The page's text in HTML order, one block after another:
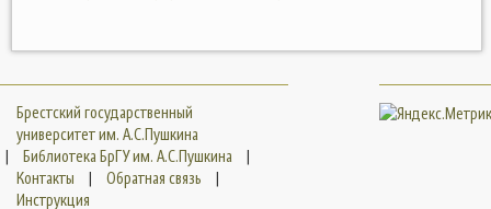
Брестский государственный
университет им. А.С.Пушкина
|
Библиотека БрГУ им. А.С.Пушкина
|
Контакты
| Обратная связь
|
Инструкция